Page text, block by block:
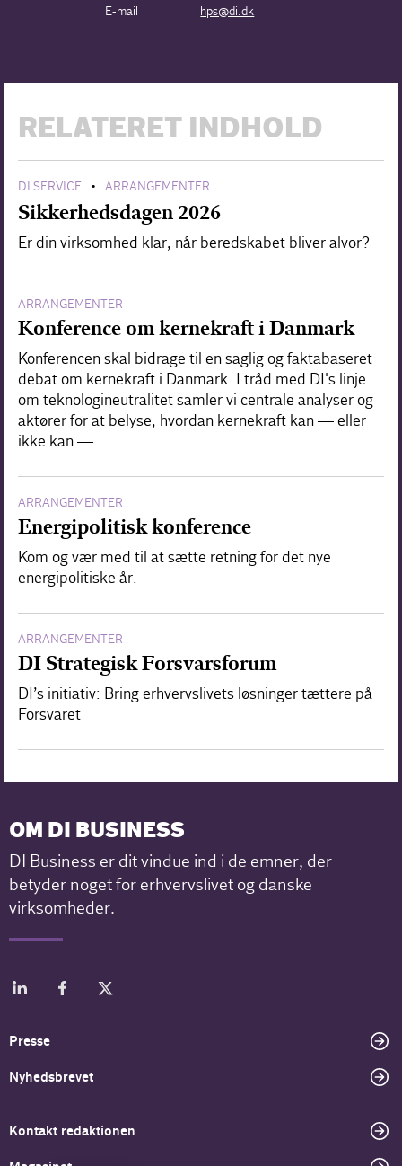
E-mail
hps@di.dk
RELATERET INDHOLD
DI SERVICE • ARRANGEMENTER
Sikkerhedsdagen 2026
Er din virksomhed klar, når beredskabet bliver alvor?
ARRANGEMENTER
Konference om kernekraft i Danmark
Konferencen skal bidrage til en saglig og faktabaseret
debat om kernekraft i Danmark. I tråd med DI's linje
om teknologineutralitet samler vi centrale analyser og
aktører for at belyse, hvordan kernekraft kan — eller
ikke kan —…
ARRANGEMENTER
Energipolitisk konference
Kom og vær med til at sætte retning for det nye
energipolitiske år.
ARRANGEMENTER
DI Strategisk Forsvarsforum
DI’s initiativ: Bring erhvervslivets løsninger tættere på
Forsvaret
OM DI BUSINESS
DI Business er dit vindue ind i de emner, der
betyder noget for erhvervslivet og danske
virksomheder.
Presse
Nyhedsbrevet
Kontakt redaktionen